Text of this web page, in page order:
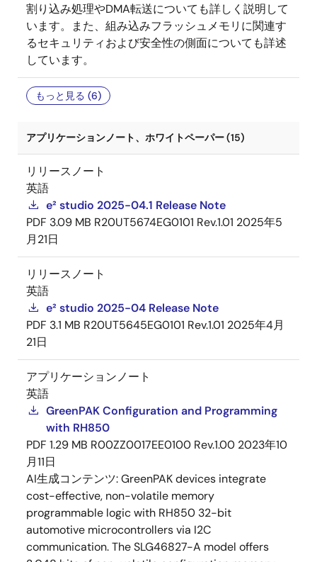
割り込み処理やDMA転送についても詳しく説明して
います。また、組み込みフラッシュメモリに関連す
るセキュリティおよび安全性の側面についても詳述
しています。
もっと見る (6)
アプリケーションノート、ホワイトペーパー (15)
リリースノート
英語
e² studio 2025-04.1 Release Note
PDF 3.09 MB R20UT5674EG0101 Rev.1.01 2025年5
月21日
リリースノート
英語
e² studio 2025-04 Release Note
PDF 3.1 MB R20UT5645EG0101 Rev.1.01 2025年4月
21日
アプリケーションノート
英語
GreenPAK Configuration and Programming
with RH850
PDF 1.29 MB R00ZZ0017EE0100 Rev.1.00 2023年10
月11日
AI生成コンテンツ:GreenPAK devices integrate
cost-effective, non-volatile memory
programmable logic with RH850 32-bit
automotive microcontrollers via I2C
communication. The SLG46827-A model offers